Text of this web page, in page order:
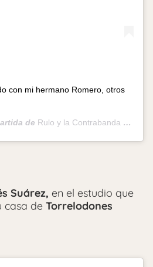
con mi hermano Romero, otros
de Rulo y la Contrabanda
Suárez, en el estudio que
casa de Torrelodones